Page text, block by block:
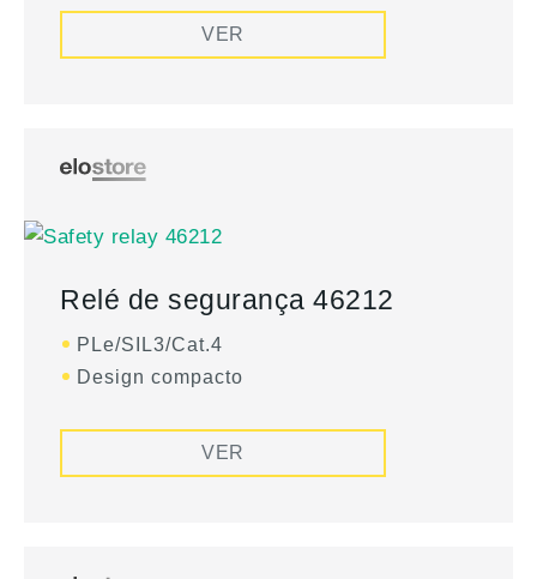
VER
Relé de segurança 46212
PLe/SIL3/Cat.4
Design compacto
VER